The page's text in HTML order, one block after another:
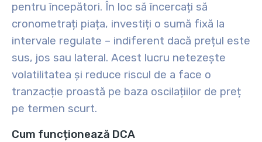
pentru începători. În loc să încercați să
cronometrați piața, investiți o sumă fixă la
intervale regulate – indiferent dacă prețul este
sus, jos sau lateral. Acest lucru netezește
volatilitatea și reduce riscul de a face o
tranzacție proastă pe baza oscilațiilor de preț
pe termen scurt.
Cum funcționează DCA